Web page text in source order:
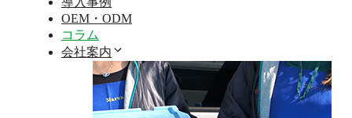
OEM・ODM
コラム
会社案内